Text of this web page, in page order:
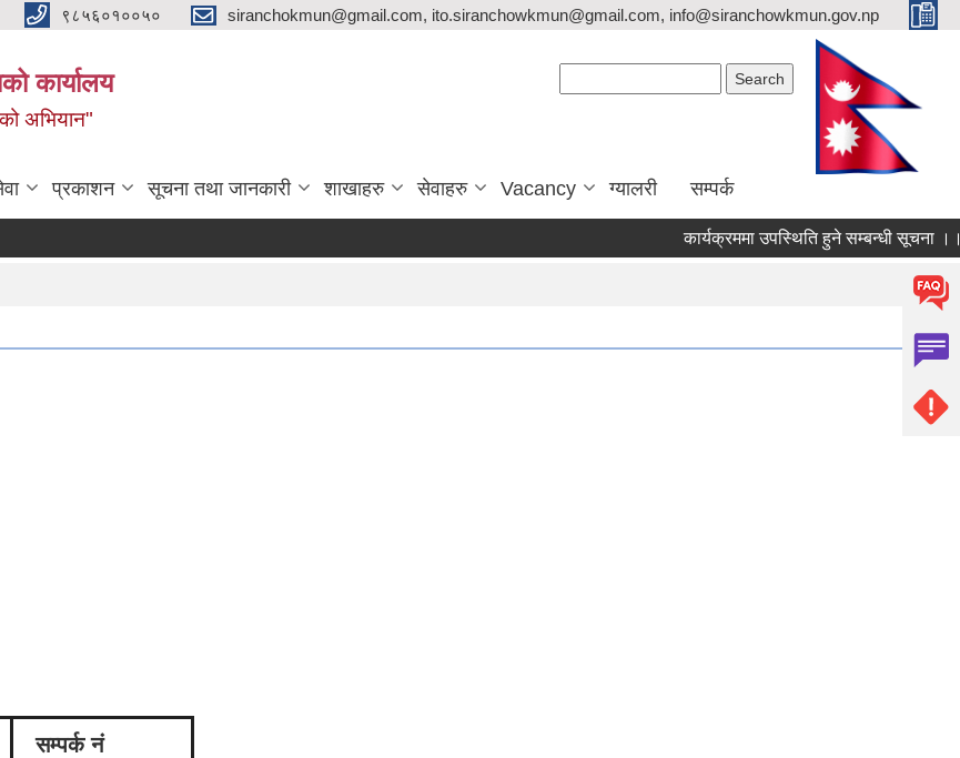
९८५६०१००५० siranchokmun@gmail.com, ito.siranchowkmun@gmail.com, info@siranchowkmun.gov.np
कार्यालय
अभियान"
प्रकाशन सूचना तथा जानकारी शाखाहरु सेवाहरु Vacancy ग्यालरी सम्पर्क
कार्यक्रममा उपस्थिति हुने सम्बन्धी सूचना ।।
सम्पर्क नं